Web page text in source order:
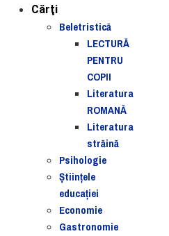
Cărţi
Beletristică
LECTURĂ
PENTRU
COPII
Literatura
ROMANĂ
Literatura
străină
Psihologie
Ştiinţele
educaţiei
Economie
Gastronomie